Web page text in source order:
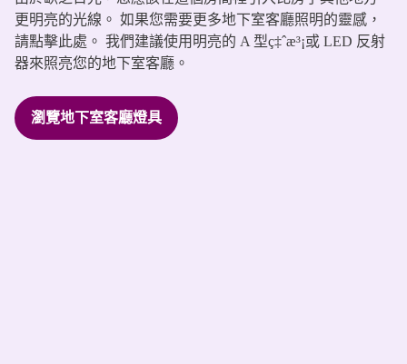
更明亮的光線。 如果您需要更多地下室客廳照明的靈感，
請點擊此處。 我們建議使用明亮的 A 型ç‡ˆæ³¡或 LED 反射
器來照亮您的地下室客廳。
瀏覽地下室客廳燈具